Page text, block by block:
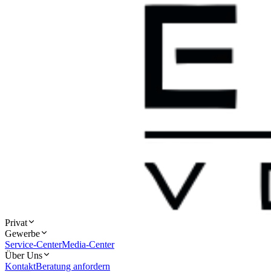
Privat
Gewerbe
Service-CenterMedia-Center
Über Uns
KontaktBeratung anfordern